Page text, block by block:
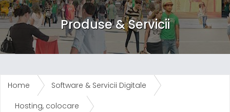
Produse & Servicii
Home Software & Servicii Digitale
Hosting, colocare